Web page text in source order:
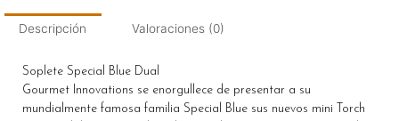
Descripción Valoraciones (0)
Soplete Special Blue Dual
Gourmet Innovations se enorgullece de presentar a su
mundialmente famosa familia Special Blue sus nuevos mini Torch